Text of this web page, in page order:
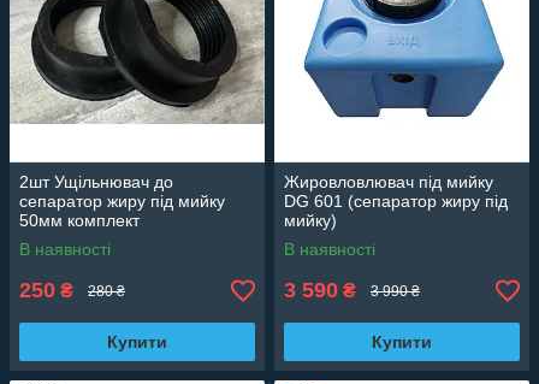
2шт Ущільнювач до
сепаратор жиру під мийку
50мм комплект
В наявності
250 ₴ 280 ₴
Купити
Жировловлювач під мийку
DG 601 (сепаратор жиру під
мийку)
В наявності
3 590 ₴ 3 990 ₴
Купити